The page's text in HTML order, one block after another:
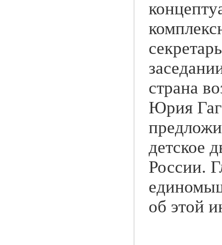
страна
Юрия
детское
России.
об этой